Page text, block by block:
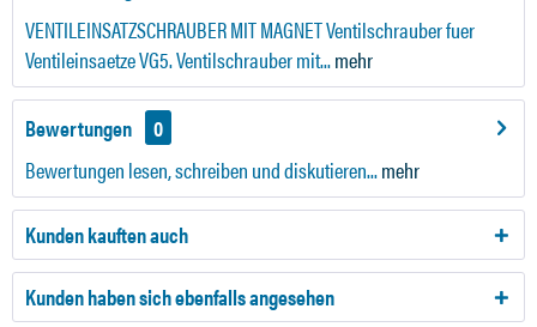
VENTILEINSATZSCHRAUBER MIT MAGNET Ventilschrauber fuer
Ventileinsaetze VG5. Ventilschrauber mit...mehr
Bewertungen
0
Bewertungen lesen, schreiben und diskutieren...mehr
Kunden kauften auch
Kunden haben sich ebenfalls angesehen